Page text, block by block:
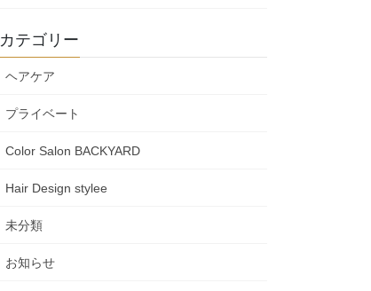
カテゴリー
ヘアケア
プライベート
Color Salon BACKYARD
Hair Design stylee
未分類
お知らせ